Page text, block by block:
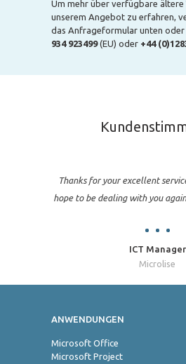
Um mehr über verfügbare ältere
unserem Angebot zu erfahren,
das Anfrageformular unten oder
934 923499(EU) oder +44
Thanks for your excellent
hope to be dealing with you
ICT Manager
Microlise
ANWENDUNGEN
Microsoft Office
Microsoft Project